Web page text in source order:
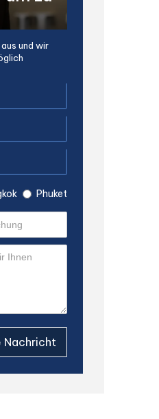
und wir
Phuket